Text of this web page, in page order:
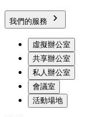
我們的服務
虛擬辦公室
共享辦公室
私人辦公室
會議室
活動場地